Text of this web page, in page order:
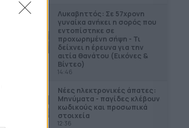
Λυκαβηττός: Σε 57χρονη
γυναίκα ανήκει η σορός που
εντοπίστηκε σε
προχωρημένη σήψη - Τι
δείχνει η έρευνα για την
αιτία θανάτου (Εικόνες &
Βίντεο)
14:46
Νέες ηλεκτρονικές άπατες:
Μηνύματα - παγίδες κλέβουν
κωδικούς και προσωπικά
στοιχεία
12:36